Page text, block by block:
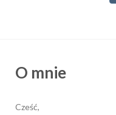
O mnie
Cześć,